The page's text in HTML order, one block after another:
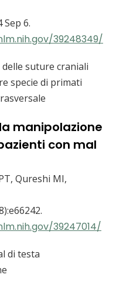
Sep 6.
39248349/
suture craniali
specie di primati
manipolazione
con mal
Qureshi MI,
39247014/
di testa